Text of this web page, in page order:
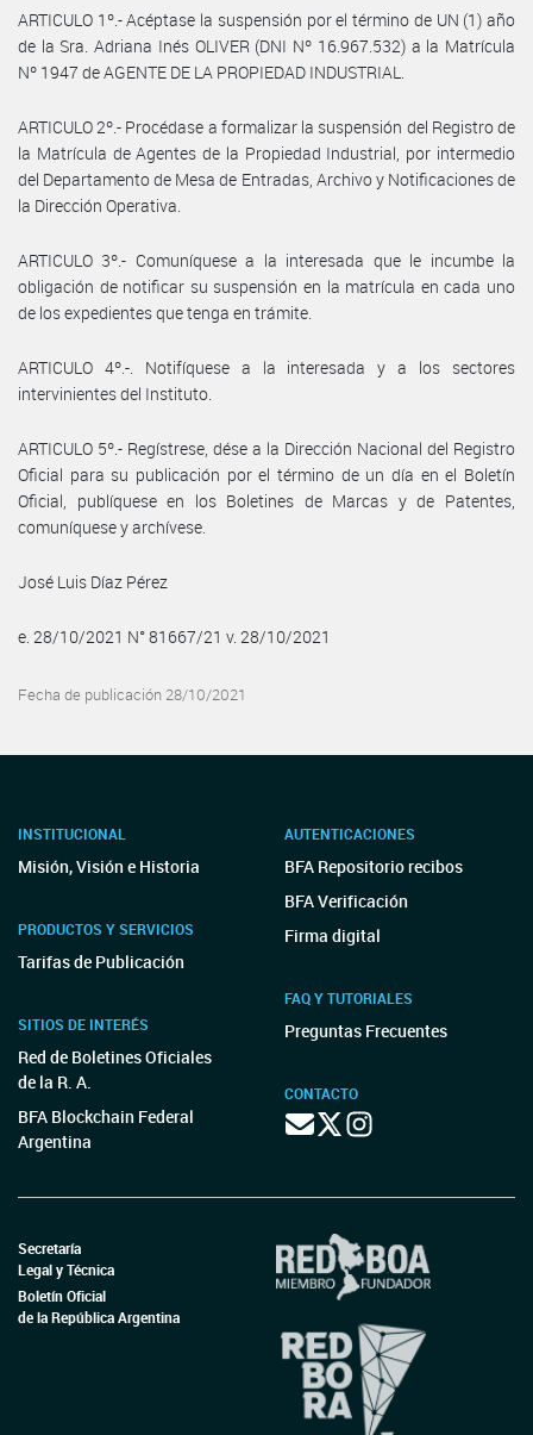
ARTICULO 1º.- Acéptase la suspensión por el término de UN (1) año
de la Sra. Adriana Inés OLIVER (DNI Nº 16.967.532) a la Matrícula
Nº 1947 de AGENTE DE LA PROPIEDAD INDUSTRIAL.
ARTICULO 2º.- Procédase a formalizar la suspensión del Registro de
la Matrícula de Agentes de la Propiedad Industrial, por intermedio
del Departamento de Mesa de Entradas, Archivo y Notificaciones de
la Dirección Operativa.
ARTICULO 3º.- Comuníquese a la interesada que le incumbe la
obligación de notificar su suspensión en la matrícula en cada uno
de los expedientes que tenga en trámite.
ARTICULO 4º.-. Notifíquese a la interesada y a los sectores
intervinientes del Instituto.
ARTICULO 5º.- Regístrese, dése a la Dirección Nacional del Registro
Oficial para su publicación por el término de un día en el Boletín
Oficial, publíquese en los Boletines de Marcas y de Patentes,
comuníquese y archívese.
José Luis Díaz Pérez
e. 28/10/2021 N° 81667/21 v. 28/10/2021
Fecha de publicación 28/10/2021
INSTITUCIONAL
Misión, Visión e Historia
PRODUCTOS Y SERVICIOS
Tarifas de Publicación
SITIOS DE INTERÉS
Red de Boletines Oficiales
de la R. A.
BFA Blockchain Federal
Argentina
AUTENTICACIONES
BFA Repositorio recibos
BFA Verificación
Firma digital
FAQ Y TUTORIALES
Preguntas Frecuentes
CONTACTO
Secretaría
Legal y Técnica
Boletín Oficial
de la República Argentina